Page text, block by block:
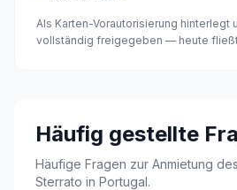
Als Karten-Vorautorisierung hinterlegt
vollständig freigegeben — heute
Häufig gestellte
Häufige Fragen zur Anmietung
Sterrato in Portugal.